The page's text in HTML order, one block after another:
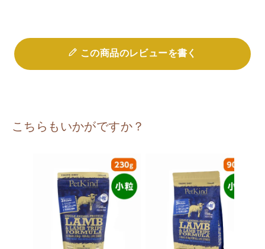
この商品のレビューを書く
こちらもいかがですか？